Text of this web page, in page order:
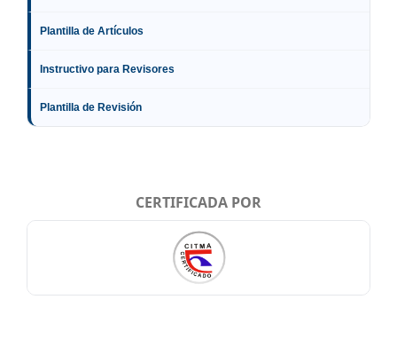
Plantilla de Artículos
Instructivo para Revisores
Plantilla de Revisión
CERTIFICADA POR